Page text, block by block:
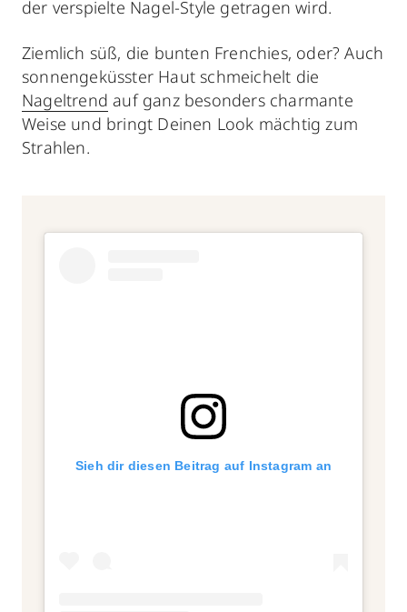
der verspielte Nagel-Style getragen wird.
Ziemlich süß, die bunten Frenchies, oder? Auch
sonnengeküsster Haut schmeichelt die
Nageltrend auf ganz besonders charmante
Weise und bringt Deinen Look mächtig zum
Strahlen.
Sieh dir diesen Beitrag auf Instagram an